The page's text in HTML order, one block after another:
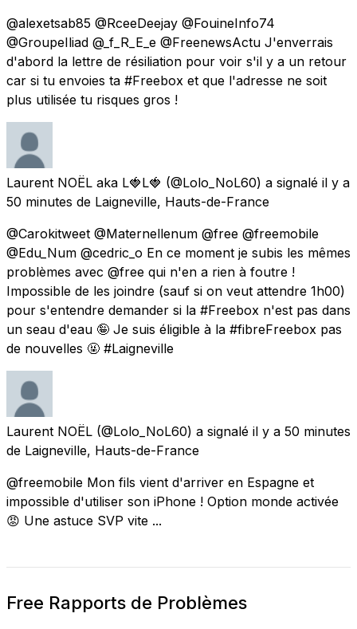
@alexetsab85 @RceeDeejay @FouineInfo74
@GroupeIliad @_f_R_E_e @FreenewsActu J'enverrais
d'abord la lettre de résiliation pour voir s'il y a un retour
car si tu envoies ta #Freebox et que l'adresse ne soit
plus utilisée tu risques gros !
Laurent NOËL aka L🍓L🍓 (@Lolo_NoL60) a signalé il y a
50 minutes de Laigneville, Hauts-de-France
@Carokitweet @Maternellenum @free @freemobile
@Edu_Num @cedric_o En ce moment je subis les mêmes
problèmes avec @free qui n'en a rien à foutre !
Impossible de les joindre (sauf si on veut attendre 1h00)
pour s'entendre demander si la #Freebox n'est pas dans
un seau d'eau 🤪 Je suis éligible à la #fibreFreebox pas
de nouvelles 🤬 #Laigneville
Laurent NOËL (@Lolo_NoL60) a signalé il y a 50 minutes
de Laigneville, Hauts-de-France
@freemobile Mon fils vient d'arriver en Espagne et
impossible d'utiliser son iPhone ! Option monde activée
😡 Une astuce SVP vite ...
Free Rapports de Problèmes